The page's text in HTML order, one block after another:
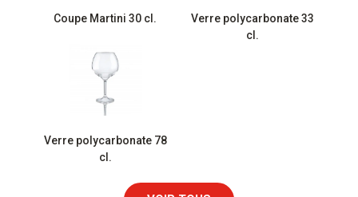
Coupe Martini 30 cl.
Verre polycarbonate 33
cl.
Verre polycarbonate 78
cl.